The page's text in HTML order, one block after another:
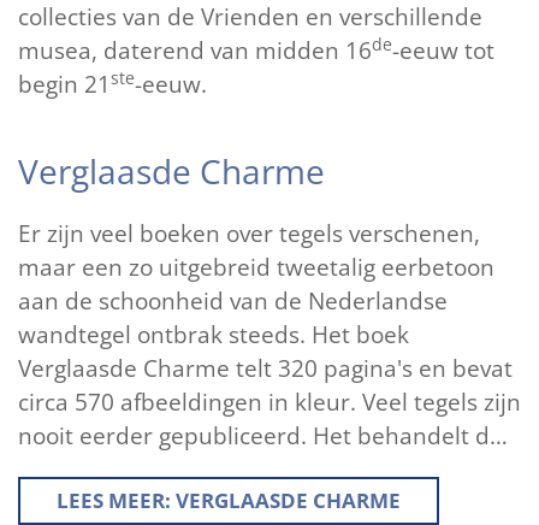
collecties van de Vrienden en verschillende
musea, daterend van midden 16de-eeuw tot
begin 21 ste-eeuw.
Verglaasde Charme
Er zijn veel boeken over tegels verschenen,
maar een zo uitgebreid tweetalig eerbetoon
aan de schoonheid van de Nederlandse
wandtegel ontbrak steeds. Het boek
Verglaasde Charme telt 320 pagina's en bevat
circa 570 afbeeldingen in kleur. Veel tegels zijn
nooit eerder gepubliceerd. Het behandelt d…
LEES MEER: VERGLAASDE CHARME